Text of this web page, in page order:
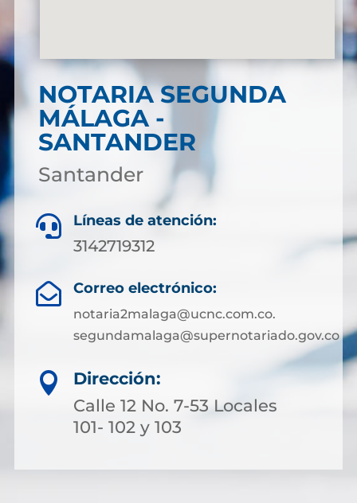
NOTARIA SEGUNDA
MÁLAGA -
SANTANDER
Santander
 Líneas de atención:
3142719312
 Correo electrónico:
notaria2malaga@ucnc.com.co.
segundamalaga@supernotariado.gov.co

Dirección:
Calle 12 No. 7-53 Locales
101- 102 y 103